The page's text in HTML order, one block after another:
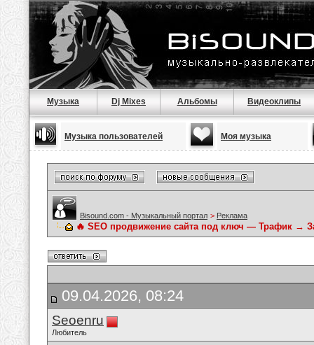
Музыка Dj Mixes Альбомы Видеоклипы
Музыка пользователей Моя музыка
Bisound.com - Музыкальный портал > Реклама
🔥 SEO продвижение сайта под ключ — Трафик →
09.04.2026, 08:24
Seoenru
Любитель